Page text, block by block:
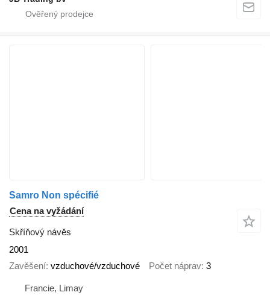
Samro Non spécifié
Cena na vyžádání
Skříňový návěs
2001
Zavěšení vzduchové/vzduchové Počet náprav 3
Francie, Limay